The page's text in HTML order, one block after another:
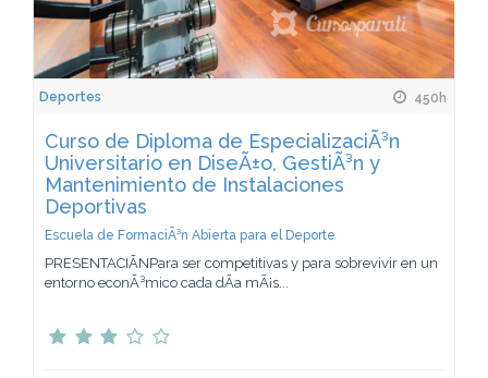
Deportes 450h
Curso de Diploma de EspecializaciÃ³n
Universitario en DiseÃ±o, GestiÃ³n y
Mantenimiento de Instalaciones
Deportivas
Escuela de FormaciÃ³n Abierta para el Deporte
PRESENTACIÃNPara ser competitivas y para sobrevivir en un
entorno econÃ³mico cada dÃ­a mÃ¡s...